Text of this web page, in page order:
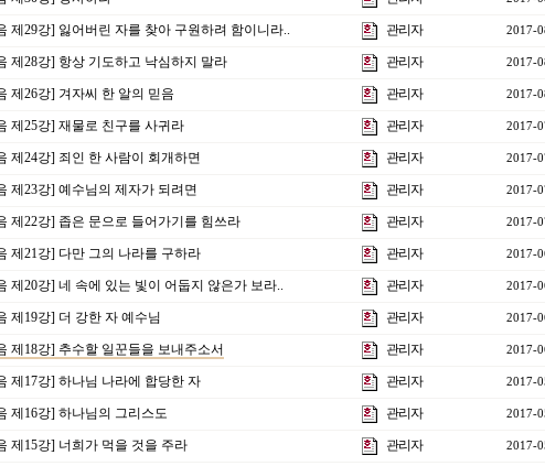
제29강] 잃어버린 자를 찾아 구원하려 함이니라.. 관리자 2017-
제28강] 항상 기도하고 낙심하지 말라 관리자 2017-
제26강] 겨자씨 한 알의 믿음 관리자 2017-
제25강] 재물로 친구를 사귀라 관리자 2017-
제24강] 죄인 한 사람이 회개하면 관리자 2017-
제23강] 예수님의 제자가 되려면 관리자 2017-
제22강] 좁은 문으로 들어가기를 힘쓰라 관리자 2017-
제21강] 다만 그의 나라를 구하라 관리자 2017-
제20강] 네 속에 있는 빛이 어둡지 않은가 보라.. 관리자 2017-
제19강] 더 강한 자 예수님 관리자 2017-
제18강] 추수할 일꾼들을 보내주소서 관리자 2017-
제17강] 하나님 나라에 합당한 자 관리자 2017-
제16강] 하나님의 그리스도 관리자 2017-
제15강] 너희가 먹을 것을 주라 관리자 2017-